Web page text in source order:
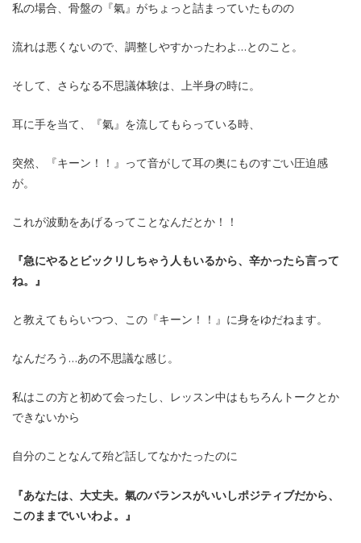
私の場合、骨盤の『氣』がちょっと詰まっていたものの
流れは悪くないので、調整しやすかったわよ…とのこと。
そして、さらなる不思議体験は、上半身の時に。
耳に手を当て、『氣』を流してもらっている時、
突然、『キーン！！』って音がして耳の奥にものすごい圧迫感
が。
これが波動をあげるってことなんだとか！！
『急にやるとビックリしちゃう人もいるから、辛かったら言って
ね。』
と教えてもらいつつ、この『キーン！！』に身をゆだねます。
なんだろう…あの不思議な感じ。
私はこの方と初めて会ったし、レッスン中はもちろんトークとか
できないから
自分のことなんて殆ど話してなかたったのに
『あなたは、大丈夫。氣のバランスがいいしポジティブだから、
このままでいいわよ。』